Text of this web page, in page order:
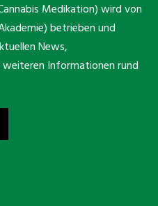
Medikation) wird von
betrieben und
News,
weiteren Informationen rund